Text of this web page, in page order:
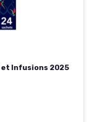
et Infusions 2025